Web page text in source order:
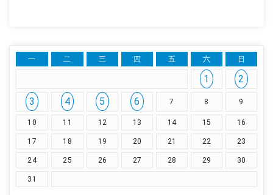
一 二 三 四 五 六 日
1
2
3
4 5 6 7 8 9
10 11 12 13 14 15 16
17 18 19 20 21 22 23
24 25 26 27 28 29 30
31